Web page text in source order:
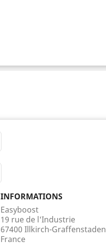
INFORMATIONS
Easyboost
19 rue de l'Industrie
67400 Illkirch-Graffenstaden
France